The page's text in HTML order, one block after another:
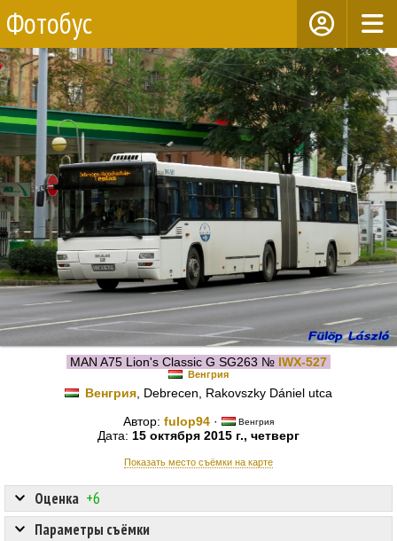
Фотобус
MAN A75 Lion's Classic G SG263 № IWX-527
Венгрия
Венгрия , Debrecen, Rakovszky Dániel utca
Автор: fulop94 · Венгрия
Дата: 15 октября 2015 г., четверг
Показать место съёмки на карте
Оценка +6
Параметры съёмки